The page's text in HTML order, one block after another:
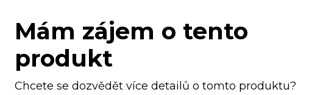
Mám zájem o tento
produkt
Chcete se dozvědět více detailů o tomto produktu?